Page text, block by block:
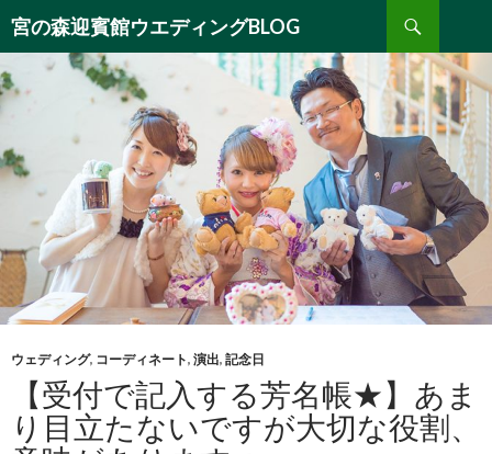
宮の森迎賓館ウエディングBLOG
検
索
テ
へ
移
ウェディング, コーディネート, 演出, 記念日
【受付で記入する芳名帳★】あま
り目立たないですが大切な役割、